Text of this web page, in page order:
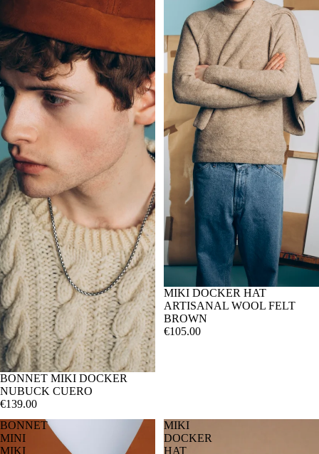
BONNET MIKI DOCKER
NUBUCK CUERO
€139.00
MIKI DOCKER HAT
ARTISANAL WOOL FELT
BROWN
€105.00
BONNET
MINI
MIKI
MIKI
DOCKER
HAT